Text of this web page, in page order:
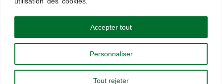
Personnaliser
Tout rejeter
Accepter tout
Paiement sécurisé